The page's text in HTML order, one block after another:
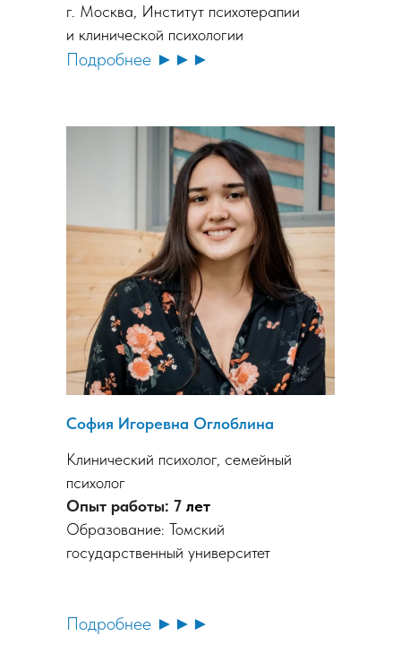
г. Москва, Институт психотерапии
и клинической психологии
Подробнее ►►►
София Игоревна Оглоблина
Клинический психолог, семейный
психолог
Опыт работы: 7 лет
Образование: Томский
государственный университет
Подробнее ►►►